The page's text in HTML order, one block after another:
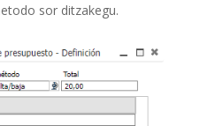
sor ditzakegu.